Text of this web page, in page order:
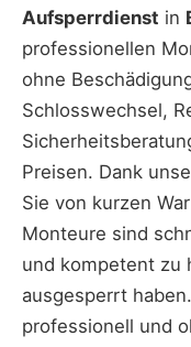
Aufsperrdienst in
professionellen
ohne
Schlosswechsel,
Preisen. Dank
Sie von kurzen
Monteure sind
und kompetent zu
ausgesperrt
professionell und